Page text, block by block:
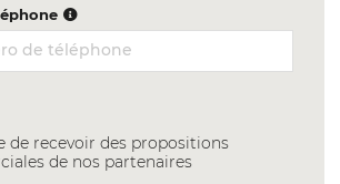
de recevoir des propositions
de nos partenaires